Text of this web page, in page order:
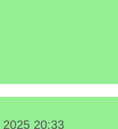
2025 20:33